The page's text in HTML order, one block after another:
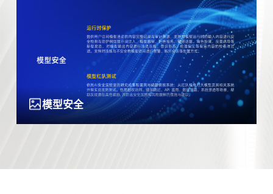
模型安全
应用安全
AI基础设施安全